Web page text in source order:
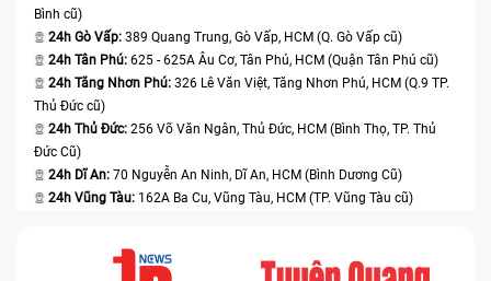
Bình cũ)
24h Gò Vấp: 389 Quang Trung, Gò Vấp, HCM (Q. Gò Vấp cũ)
24h Tân Phú: 625 - 625A Âu Cơ, Tân Phú, HCM (Quận Tân Phú cũ)
24h Tăng Nhơn Phú: 326 Lê Văn Việt, Tăng Nhơn Phú, HCM (Q.9 TP.
Thủ Đức cũ)
24h Thủ Đức: 256 Võ Văn Ngân, Thủ Đức, HCM (Bình Thọ, TP. Thủ
Đức Cũ)
24h Dĩ An: 70 Nguyễn An Ninh, Dĩ An, HCM (Bình Dương Cũ)
24h Vũng Tàu: 162A Ba Cu, Vũng Tàu, HCM (TP. Vũng Tàu cũ)